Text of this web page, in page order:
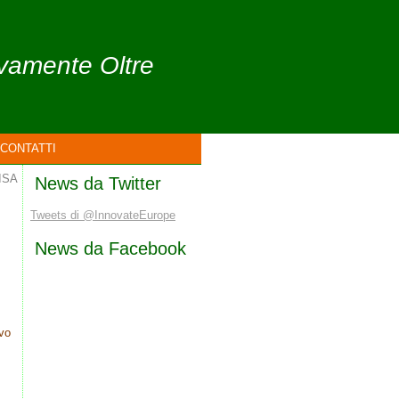
Oltre
CONTATTI
News da Twitter
Tweets di @InnovateEurope
News da Facebook